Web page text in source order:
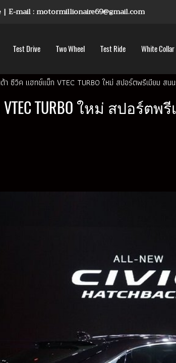
E-mail : motormillionaire69@gmail.com
Test Drive Two Wheel Test Ride White Collar
า ซีวิค แฮทช์แบ็ก VTEC TURBO ใหม่ สปอร์ตพรีเมียม สนน
TURBO ใหม่ สปอร์ตพ